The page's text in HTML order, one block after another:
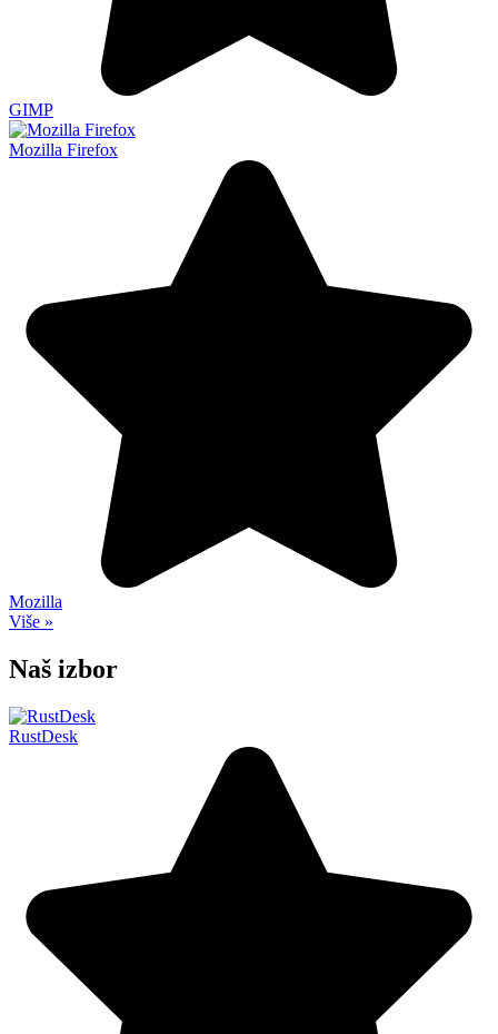
GIMP
Mozilla Firefox
Mozilla
Više »
Naš izbor
RustDesk